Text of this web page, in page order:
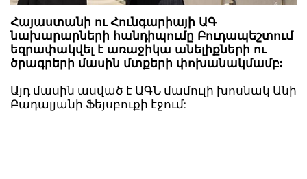
Հայաստանի ու Հունգարիայի ԱԳ
նախարարների հանդիպումը Բուդապեշտում
եզրափակվել է առաջիկա անելիքների ու
ծրագրերի մասին մտքերի փոխանակմամբ:
Այդ մասին ասված է ԱԳՆ մամուլի խոսնակ Անի
Բադալյանի Ֆեյսբուքի էջում: